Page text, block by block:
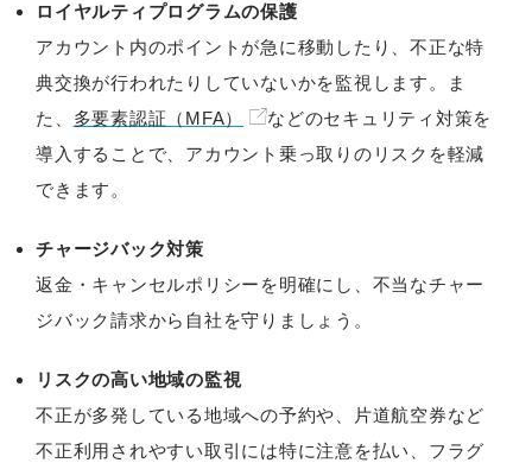
ロイヤルティプログラムの保護
アカウント内のポイントが急に移動したり、不正な特
典交換が行われたりしていないかを監視します。ま
た、 多要素認証（MFA）
などのセキュリティ対策を
導入することで、アカウント乗っ取りのリスクを軽減
できます。
チャージバック対策
返金・キャンセルポリシーを明確にし、不当なチャー
ジバック請求から自社を守りましょう。
リスクの高い地域の監視
不正が多発している地域への予約や、片道航空券など
不正利用されやすい取引には特に注意を払い、フラグ